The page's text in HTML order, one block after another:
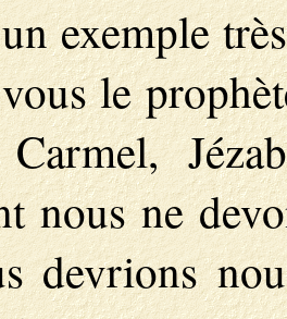
exemple
le
nous ne
devrions